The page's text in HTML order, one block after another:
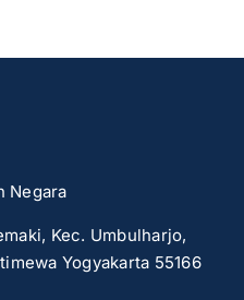
Negara
Kec. Umbulharjo,
Yogyakarta 55166